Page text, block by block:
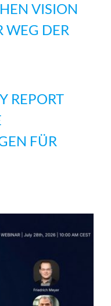
VISION
WEG DER
REPORT
FÜR